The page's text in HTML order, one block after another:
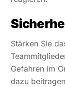
Stärken Sie
Gefahren im
dazu